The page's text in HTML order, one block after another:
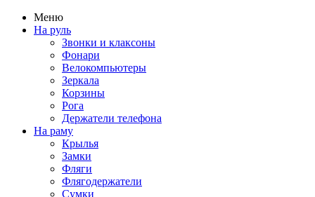
Меню
На руль
Звонки и клаксоны
Фонари
Велокомпьютеры
Зеркала
Корзины
Рога
Держатели телефона
На раму
Крылья
Замки
Фляги
Флягодержатели
Сумки